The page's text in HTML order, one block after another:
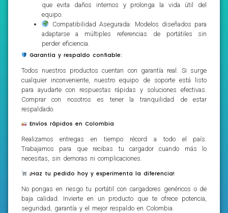
que evita daños internos y prolonga la vida útil del
equipo.
Compatibilidad Asegurada: Modelos diseñados para
adaptarse a múltiples referencias de portátiles sin
perder eficiencia.
Garantía y respaldo confiable:
Todos nuestros productos cuentan con garantía real. Si surge
cualquier inconveniente, nuestro equipo de soporte está listo
para ayudarte con respuestas rápidas y soluciones efectivas.
Comprar con nosotros es tener la tranquilidad de estar
respaldado.
Envíos rápidos en Colombia
Realizamos entregas en tiempo récord a todo el país.
Trabajamos para que recibas tu cargador cuando más lo
necesitas, sin demoras ni complicaciones.
¡Haz tu pedido hoy y experimenta la diferencia!
No pongas en riesgo tu portátil con cargadores genéricos o de
baja calidad. Invierte en un producto que te ofrece potencia,
seguridad, garantía y el mejor respaldo en Colombia.